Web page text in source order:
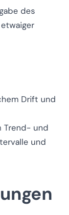
des
Drift und
Trend- und
und